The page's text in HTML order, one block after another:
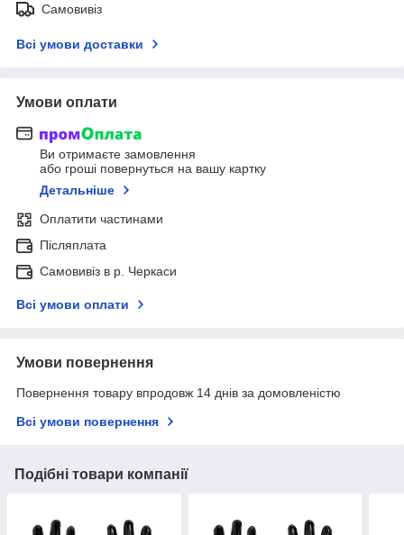
Самовивіз
Всі умови доставки
Умови оплати
Ви отримаєте замовлення
або гроші повернуться на вашу картку
Детальніше
Оплатити частинами
Післяплата
Самовивіз в р. Черкаси
Всі умови оплати
Умови повернення
Повернення товару впродовж 14 днів за домовленістю
Всі умови повернення
Подібні товари компанії